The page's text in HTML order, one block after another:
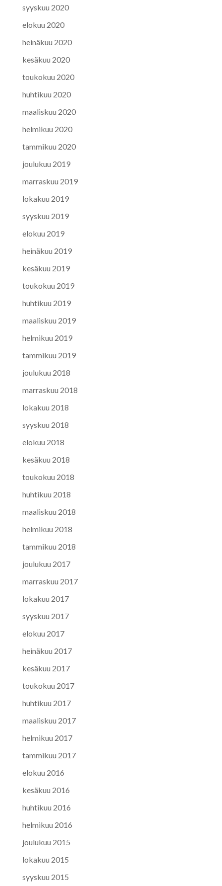
syyskuu 2020
elokuu 2020
heinäkuu 2020
kesäkuu 2020
toukokuu 2020
huhtikuu 2020
maaliskuu 2020
helmikuu 2020
tammikuu 2020
joulukuu 2019
marraskuu 2019
lokakuu 2019
syyskuu 2019
elokuu 2019
heinäkuu 2019
kesäkuu 2019
toukokuu 2019
huhtikuu 2019
maaliskuu 2019
helmikuu 2019
tammikuu 2019
joulukuu 2018
marraskuu 2018
lokakuu 2018
syyskuu 2018
elokuu 2018
kesäkuu 2018
toukokuu 2018
huhtikuu 2018
maaliskuu 2018
helmikuu 2018
tammikuu 2018
joulukuu 2017
marraskuu 2017
lokakuu 2017
syyskuu 2017
elokuu 2017
heinäkuu 2017
kesäkuu 2017
toukokuu 2017
huhtikuu 2017
maaliskuu 2017
helmikuu 2017
tammikuu 2017
elokuu 2016
kesäkuu 2016
huhtikuu 2016
helmikuu 2016
joulukuu 2015
lokakuu 2015
syyskuu 2015